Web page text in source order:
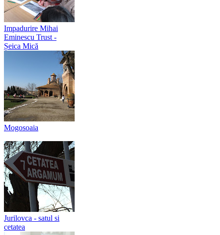
Impadurire Mihai
Eminescu Trust -
Șeica Mică
Mogosoaia
Jurilovca - satul si
cetatea